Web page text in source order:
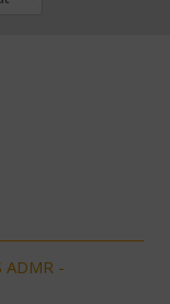
ADMR -